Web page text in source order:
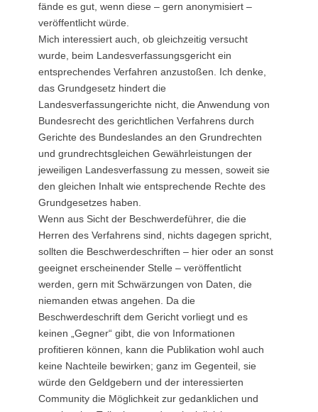
fände es gut, wenn diese – gern anonymisiert –
veröffentlicht würde.
Mich interessiert auch, ob gleichzeitig versucht
wurde, beim Landesverfassungsgericht ein
entsprechendes Verfahren anzustoßen. Ich denke,
das Grundgesetz hindert die
Landesverfassungerichte nicht, die Anwendung von
Bundesrecht des gerichtlichen Verfahrens durch
Gerichte des Bundeslandes an den Grundrechten
und grundrechtsgleichen Gewährleistungen der
jeweiligen Landesverfassung zu messen, soweit sie
den gleichen Inhalt wie entsprechende Rechte des
Grundgesetzes haben.
Wenn aus Sicht der Beschwerdeführer, die die
Herren des Verfahrens sind, nichts dagegen spricht,
sollten die Beschwerdeschriften – hier oder an sonst
geeignet erscheinender Stelle – veröffentlicht
werden, gern mit Schwärzungen von Daten, die
niemanden etwas angehen. Da die
Beschwerdeschrift dem Gericht vorliegt und es
keinen „Gegner“ gibt, die von Informationen
profitieren können, kann die Publikation wohl auch
keine Nachteile bewirken; ganz im Gegenteil, sie
würde den Geldgebern und der interessierten
Community die Möglichkeit zur gedanklichen und